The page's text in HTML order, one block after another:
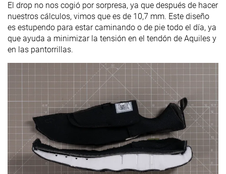
El drop no nos cogió por sorpresa, ya que después de hacer
nuestros cálculos, vimos que es de 10,7 mm. Este diseño
es estupendo para estar caminando o de pie todo el día, ya
que ayuda a minimizar la tensión en el tendón de Aquiles y
en las pantorrillas.